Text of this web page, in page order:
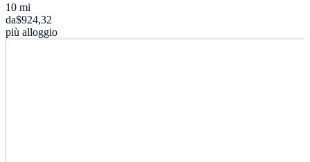
10 mi
da$924,32
più alloggio